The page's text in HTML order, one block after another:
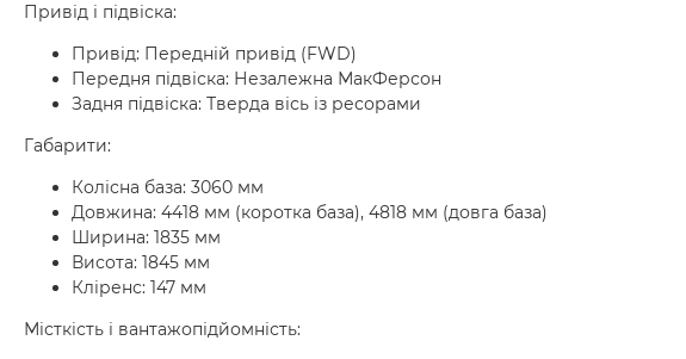
Привід і підвіска:
Привід: Передній привід (FWD)
Передня підвіска: Незалежна МакФерсон
Задня підвіска: Тверда вісь із ресорами
Габарити:
Колісна база: 3060 мм
Довжина: 4418 мм (коротка база), 4818 мм (довга база)
Ширина: 1835 мм
Висота: 1845 мм
Кліренс: 147 мм
Місткість і вантажопідйомність: